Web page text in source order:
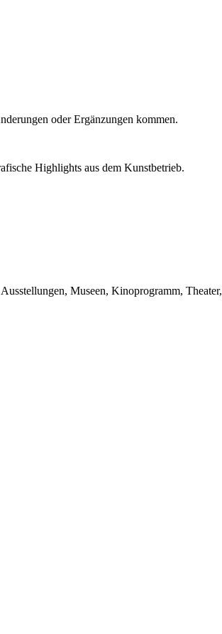
oder Ergänzungen kommen.
Highlights aus dem Kunstbetrieb.
Museen, Kinoprogramm, Theater,